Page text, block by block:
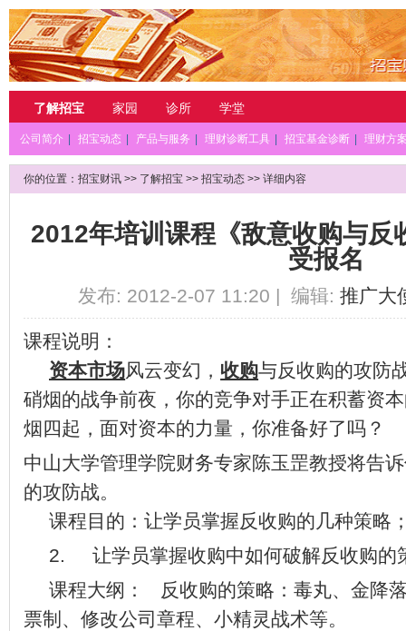
了解招宝 家园 诊所 学堂
公司简介 招宝动态 产品与服务 理财诊断工具 招宝基金诊断 理财方
你的位置： 招宝财讯 >> 了解招宝 >> 招宝动态 >> 详细内容
2012年培训课程《敌意收购与反
受报名
发布: 2012-2-07 11:20 | 编辑: 推广大
课程说明：
资本市场风云变幻，收购与反收购的攻防
硝烟的战争前夜，你的竞争对手正在积蓄资
烟四起，面对资本的力量，你准备好了吗？
中山大学管理学院财务专家陈玉罡教授将告
的攻防战。
课程目的：让学员掌握反收购的几种策略
2.
让学员掌握收购中如何破解反收购的
课程大纲：
反收购的策略：毒丸、金降
票制、修改公司章程、小精灵战术等。